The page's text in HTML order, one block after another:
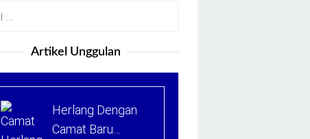
Artikel Unggulan
Herlang Dengan
Camat Baru…